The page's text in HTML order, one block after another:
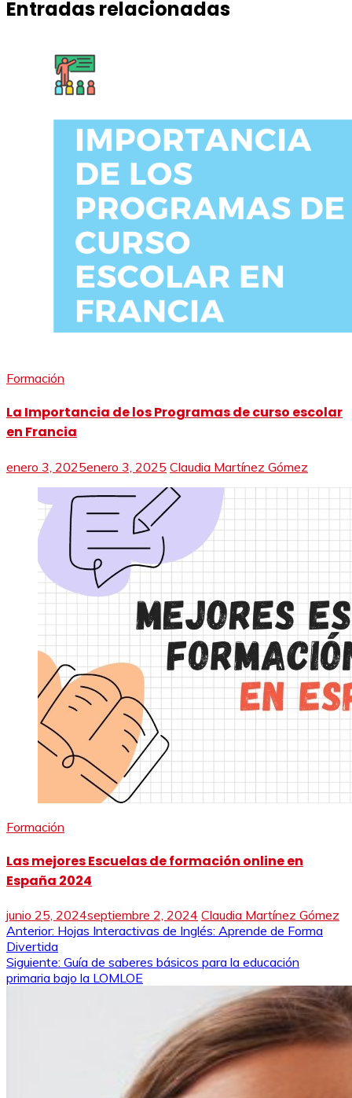
Entradas relacionadas
Formación
La Importancia de los Programas de curso escolar
en Francia
enero 3, 2025enero 3, 2025 Claudia Martínez Gómez
Formación
Las mejores Escuelas de formación online en
España 2024
junio 25, 2024septiembre 2, 2024 Claudia Martínez Gómez
Navegación
de
entradas
Anterior: Hojas Interactivas de Inglés: Aprende de Forma
Divertida
Siguiente: Guía de saberes básicos para la educación
primaria bajo la LOMLOE